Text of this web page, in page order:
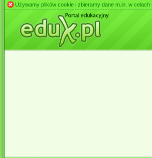
Używamy plików cookie i zbieramy dane m.in. w